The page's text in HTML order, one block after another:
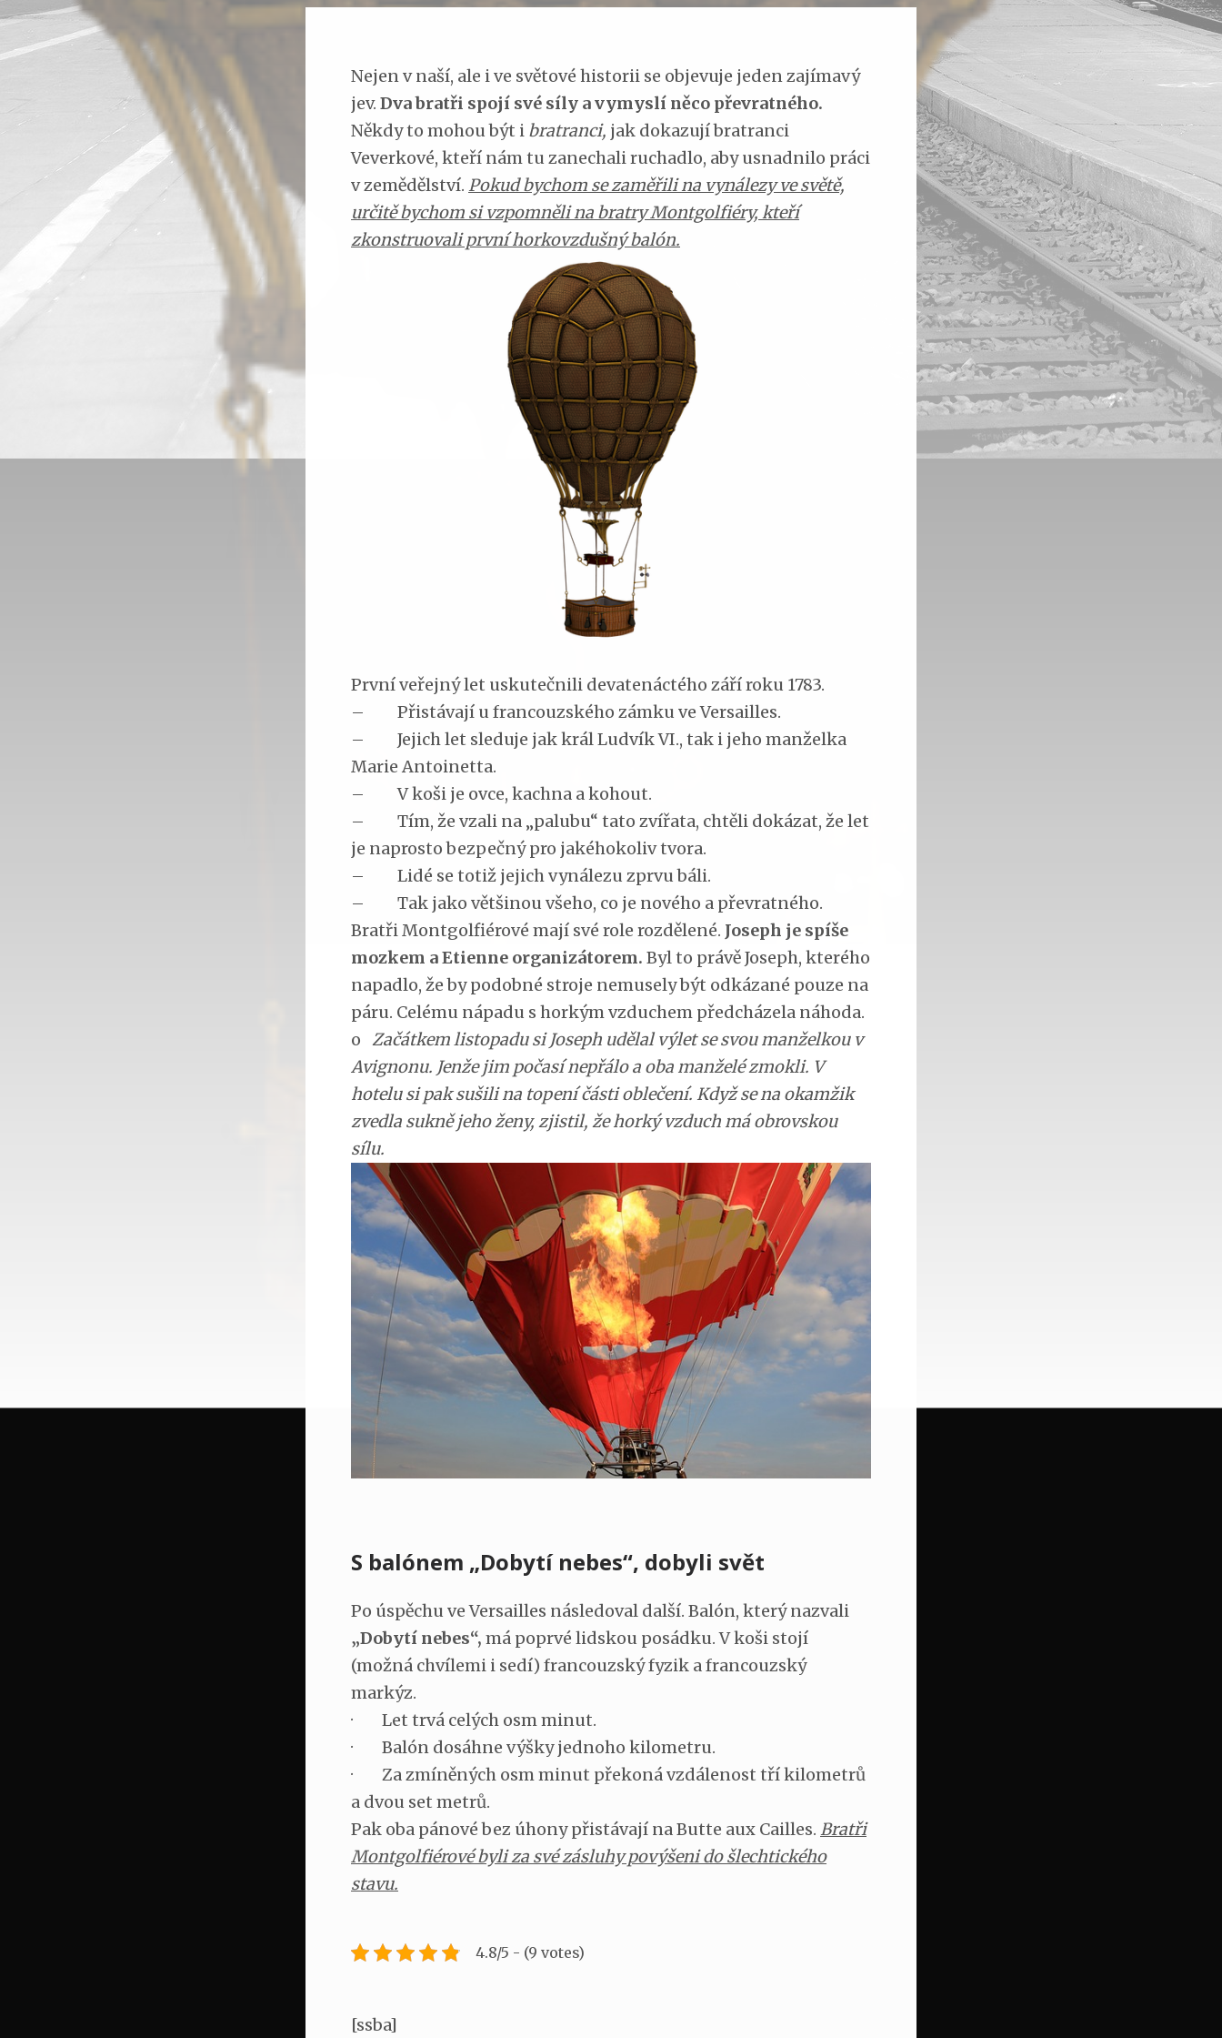
Nejen v naší, ale i ve světové historii se objevuje jeden zajímavý
jev. Dva bratři spojí své síly a vymyslí něco převratného.
Někdy to mohou být i bratranci, jak dokazují bratranci
Veverkové, kteří nám tu zanechali ruchadlo, aby usnadnilo práci
v zemědělství. Pokud bychom se zaměřili na vynálezy ve světě,
určitě bychom si vzpomněli na bratry Montgolfiéry, kteří
zkonstruovali první horkovzdušný balón.
První veřejný let uskutečnili devatenáctého září roku 1783.
– Přistávají u francouzského zámku ve Versailles.
– Jejich let sleduje jak král Ludvík VI., tak i jeho manželka
Marie Antoinetta.
– V koši je ovce, kachna a kohout.
– Tím, že vzali na „palubu“ tato zvířata, chtěli dokázat, že let
je naprosto bezpečný pro jakéhokoliv tvora.
– Lidé se totiž jejich vynálezu zprvu báli.
– Tak jako většinou všeho, co je nového a převratného.
Bratři Montgolfiérové mají své role rozdělené. Joseph je spíše
mozkem a Etienne organizátorem. Byl to právě Joseph, kterého
napadlo, že by podobné stroje nemusely být odkázané pouze na
páru. Celému nápadu s horkým vzduchem předcházela náhoda.
o Začátkem listopadu si Joseph udělal výlet se svou manželkou v
Avignonu. Jenže jim počasí nepřálo a oba manželé zmokli. V
hotelu si pak sušili na topení části oblečení. Když se na okamžik
zvedla sukně jeho ženy, zjistil, že horký vzduch má obrovskou
sílu.
S balónem „Dobytí nebes“, dobyli svět
Po úspěchu ve Versailles následoval další. Balón, který nazvali
„Dobytí nebes“, má poprvé lidskou posádku. V koši stojí
(možná chvílemi i sedí) francouzský fyzik a francouzský
markýz.
· Let trvá celých osm minut.
· Balón dosáhne výšky jednoho kilometru.
· Za zmíněných osm minut překoná vzdálenost tří kilometrů
a dvou set metrů.
Pak oba pánové bez úhony přistávají na Butte aux Cailles. Bratři
Montgolfiérové byli za své zásluhy povýšeni do šlechtického
stavu.
4.8/5 - (9 votes)
[ssba]